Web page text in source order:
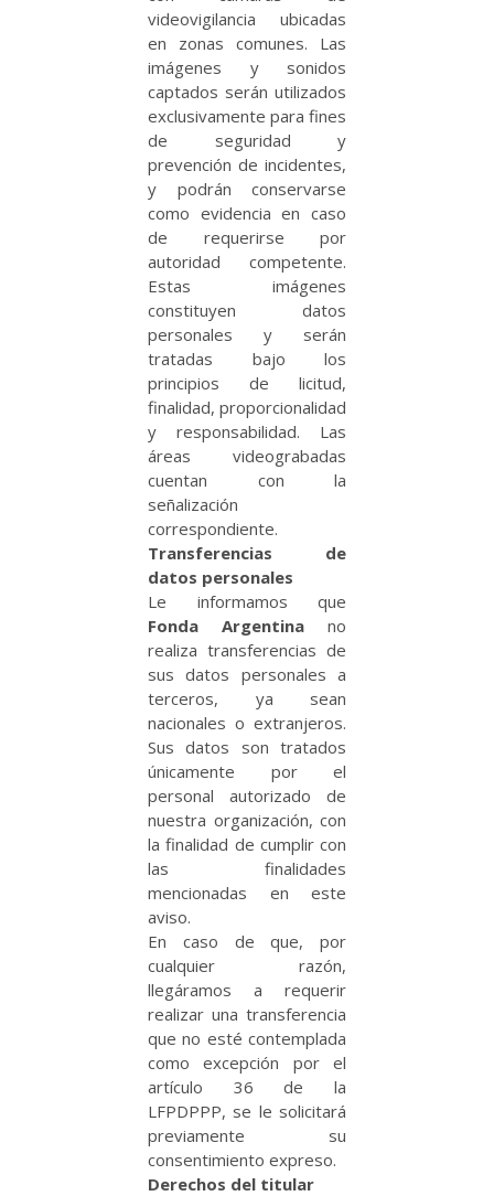
videovigilancia ubicadas
en zonas comunes. Las
imágenes y sonidos
captados serán utilizados
exclusivamente para fines
de seguridad y
prevención de incidentes,
y podrán conservarse
como evidencia en caso
de requerirse por
autoridad competente.
Estas imágenes
constituyen datos
personales y serán
tratadas bajo los
principios de licitud,
finalidad, proporcionalidad
y responsabilidad. Las
áreas videograbadas
cuentan con la
señalización
correspondiente.
Transferencias de
datos personales
Le informamos que
Fonda Argentina no
realiza transferencias de
sus datos personales a
terceros, ya sean
nacionales o extranjeros.
Sus datos son tratados
únicamente por el
personal autorizado de
nuestra organización, con
la finalidad de cumplir con
las finalidades
mencionadas en este
aviso.
En caso de que, por
cualquier razón,
llegáramos a requerir
realizar una transferencia
que no esté contemplada
como excepción por el
artículo 36 de la
LFPDPPP, se le solicitará
previamente su
consentimiento expreso.
Derechos del titular